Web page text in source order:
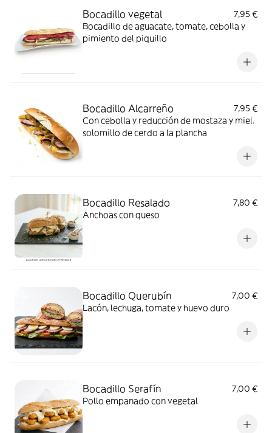
Bocadillo vegetal
7,95 €
Bocadillo de aguacate, tomate, cebolla y
pimiento del piquillo
Bocadillo Alcarreño
7,95 €
Con cebolla y reducción de mostaza y miel.
solomillo de cerdo a la plancha
Bocadillo Resalado
7,80 €
Anchoas con queso
Bocadillo Querubín
7,00 €
Lacón, lechuga, tomate y huevo duro
Bocadillo Serafín
7,00 €
Pollo empanado con vegetal